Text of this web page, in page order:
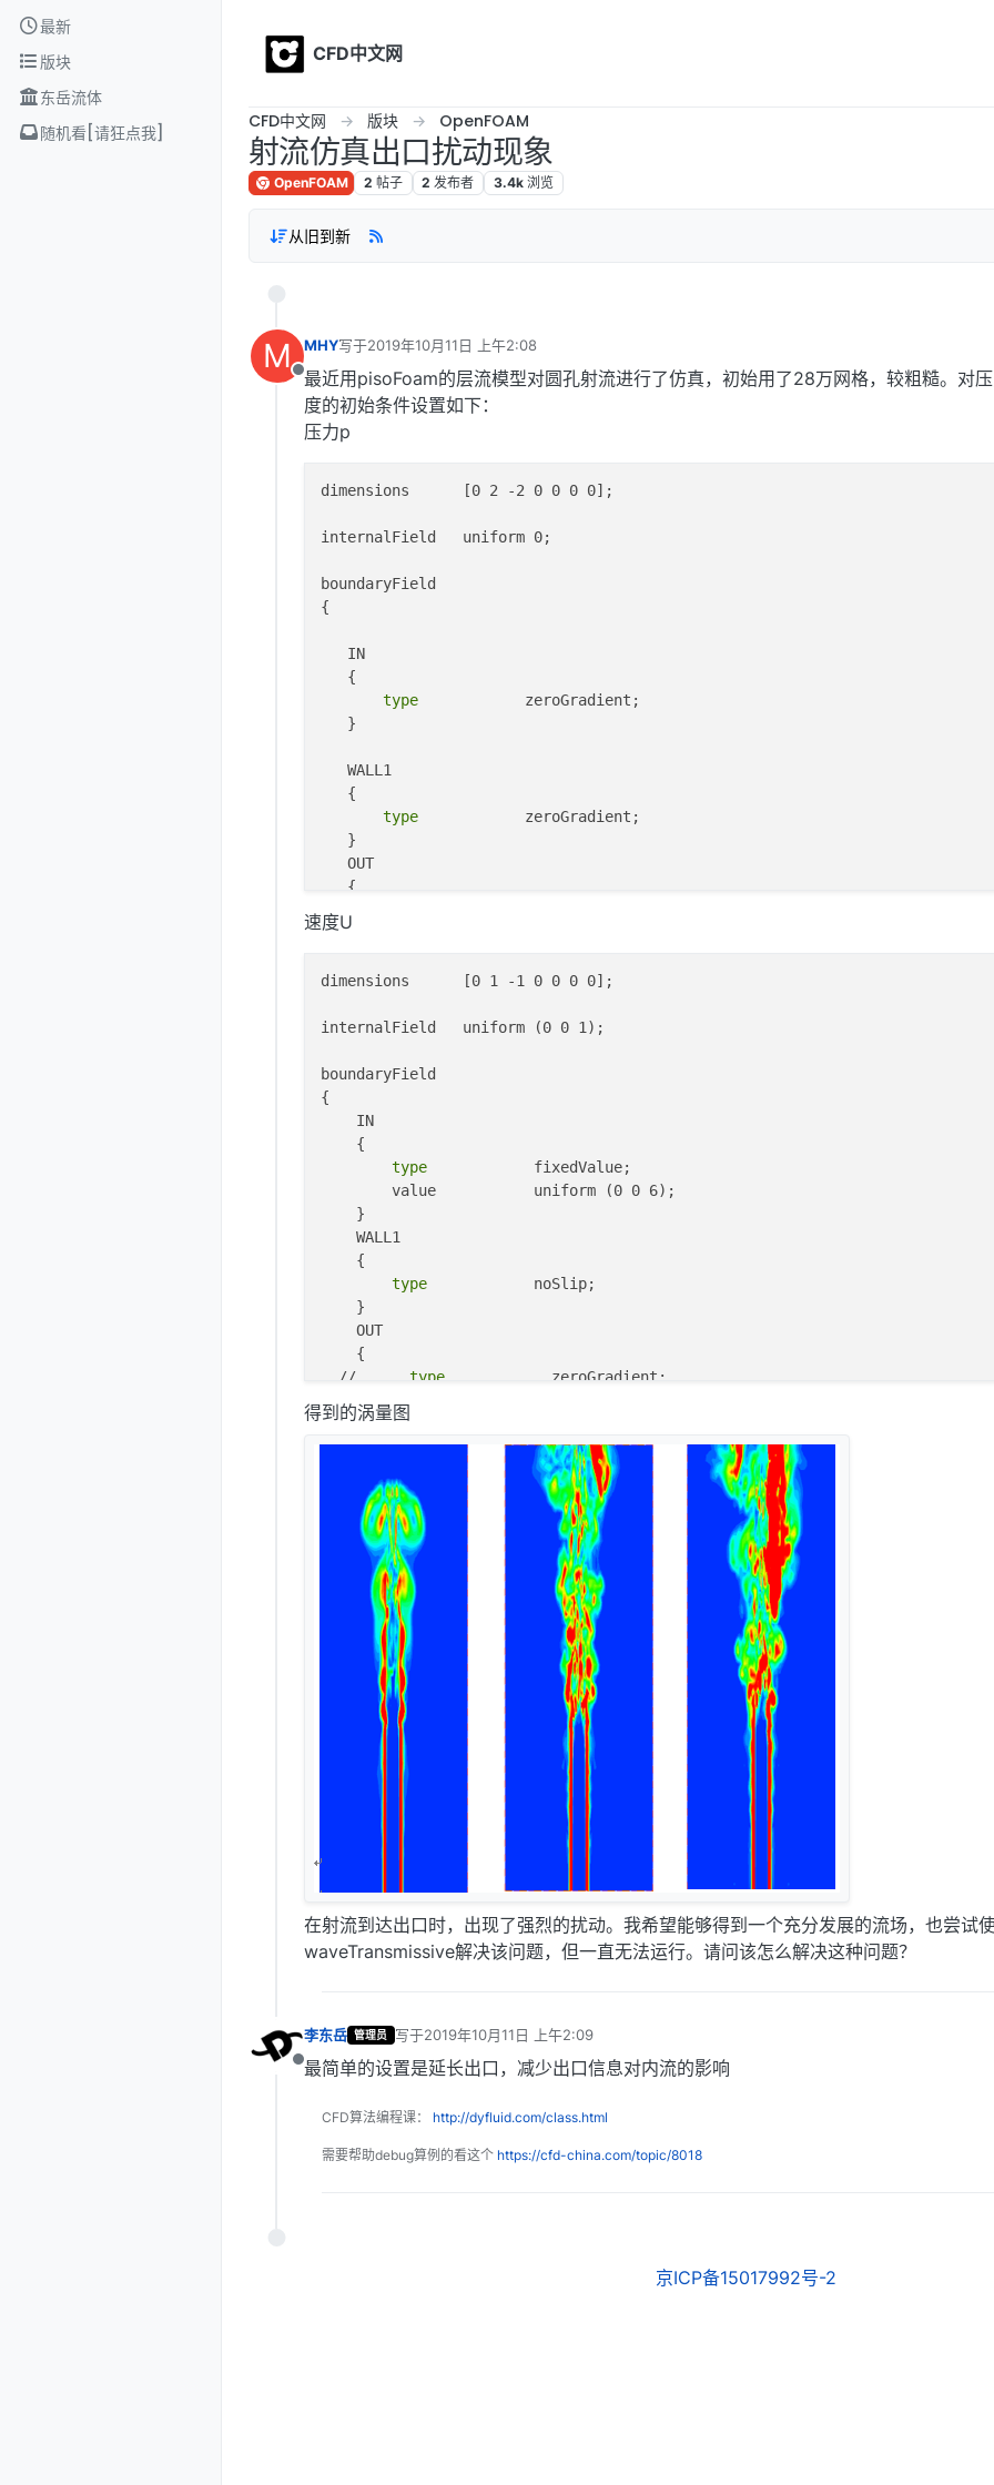
Skip to content
最新
版块
东岳流体
随机看[请狂点我]
CFD中文网
CFD中文网 版块 OpenFOAM
射流仿真出口扰动现象
OpenFOAM 2 帖子 2 发布者 3.4k 浏览
从旧到新
M
离线
MHY写于2019年10月11日 上午2:08
最后由 编辑
最近用pisoFoam的层流模型对圆孔射流进行了仿真，初始用了28万网格，较粗糙。对
度的初始条件设置如下：
压力p
dimensions      [0 2 -2 0 0 0 0];
internalField   uniform 0;
boundaryField
{
   IN
   {
type
            zeroGradient;
   }
   WALL1
   {
type
            zeroGradient;
   }
   OUT
   {
       value           uniform 0;
   WALL2
type
            zeroGradient;
速度U
dimensions      [0 1 -1 0 0 0 0];
internalField   uniform (0 0 1);
boundaryField
{
    IN
    {
type
            fixedValue;
        value           uniform (0 0 6);
    }
    WALL1
    {
type
            noSlip;
    }
    OUT
    {
  //
type
            zeroGradient;
type
	value uniform (0 0 1);
    }
type
            noSlip;
    }
得到的涡量图
在射流到达出口时，出现了强烈的扰动。我希望能够得到一个充分发展的流场，也尝试
waveTransmissive解决该问题，但一直无法运行。请问该怎么解决这种问题？
离线
李东岳 管理员 写于2019年10月11日 上午2:09
最后由 编辑
最简单的设置是延长出口，减少出口信息对内流的影响
CFD算法编程课： http://dyfluid.com/class.html
需要帮助debug算例的看这个 https://cfd-china.com/topic/8018
京ICP备15017992号-2